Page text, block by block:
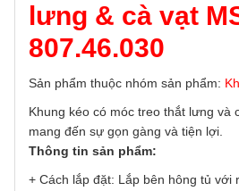
lưng & cà vạt
807.46.030
Sản phẩm thuộc nhóm sản phẩm:
Khung kéo có móc treo thắt lưng và
mang đến sự gọn gàng và tiện lợi.
Thông tin sản phẩm:
+ Cách lắp đặt: Lắp bên hông tủ với